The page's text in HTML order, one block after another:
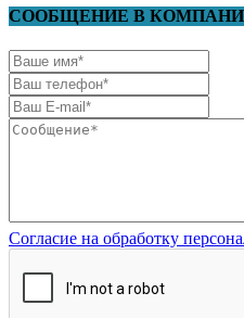
СООБЩЕНИЕ В
Согласие на обработку